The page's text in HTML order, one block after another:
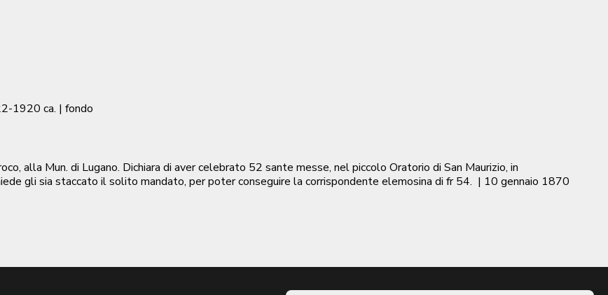
1920 ca. | fondo
alla Mun. di Lugano. Dichiara di aver celebrato 52 sante messe, nel piccolo Oratorio di San Maurizio, in
gli sia staccato il solito mandato, per poter conseguire la corrispondente elemosina di fr 54. | 10 gennaio 1870